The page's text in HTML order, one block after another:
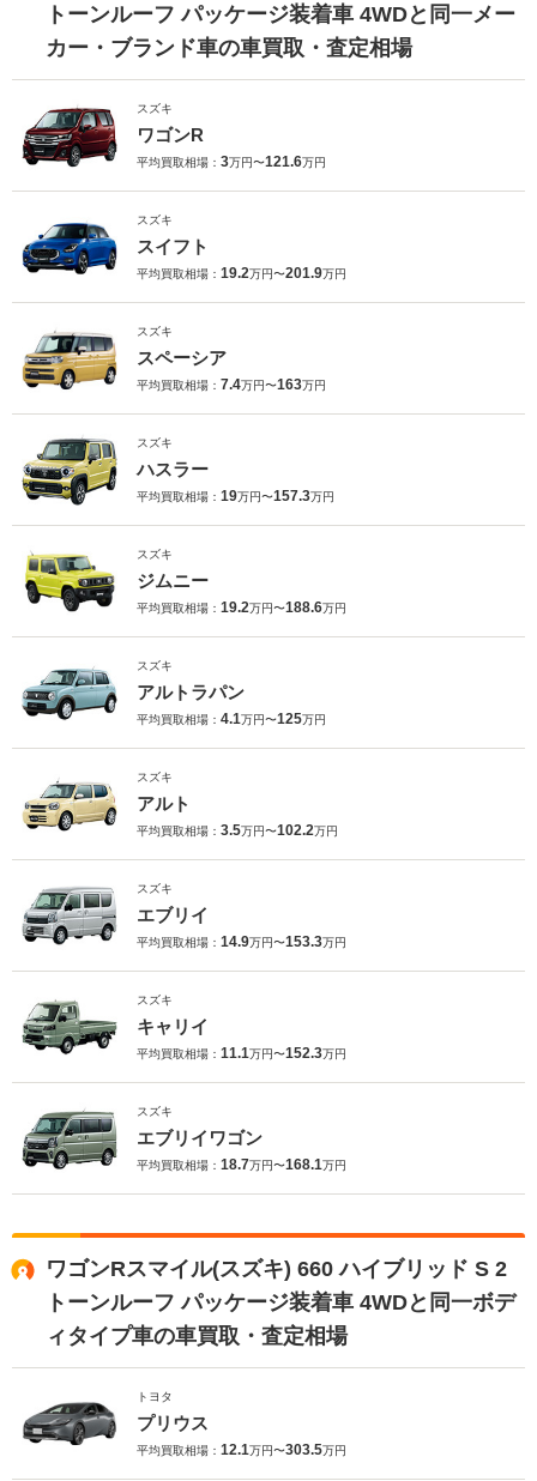
トーンルーフ パッケージ装着車 4WDと同一メー
カー・ブランド車の車買取・査定相場
スズキ
ワゴンR
平均買取相場： 3万円〜121.6万円
スズキ
スイフト
平均買取相場： 19.2万円〜201.9万円
スズキ
スペーシア
平均買取相場： 7.4万円〜163万円
スズキ
ハスラー
平均買取相場： 19万円〜157.3万円
スズキ
ジムニー
平均買取相場： 19.2万円〜188.6万円
スズキ
アルトラパン
平均買取相場： 4.1万円〜125万円
スズキ
アルト
平均買取相場： 3.5万円〜102.2万円
スズキ
エブリイ
平均買取相場： 14.9万円〜153.3万円
スズキ
キャリイ
平均買取相場： 11.1万円〜152.3万円
スズキ
エブリイワゴン
平均買取相場： 18.7万円〜168.1万円
ワゴンRスマイル(スズキ) 660 ハイブリッド S 2
トーンルーフ パッケージ装着車 4WDと同一ボデ
ィタイプ車の車買取・査定相場
トヨタ
プリウス
平均買取相場： 12.1万円〜303.5万円